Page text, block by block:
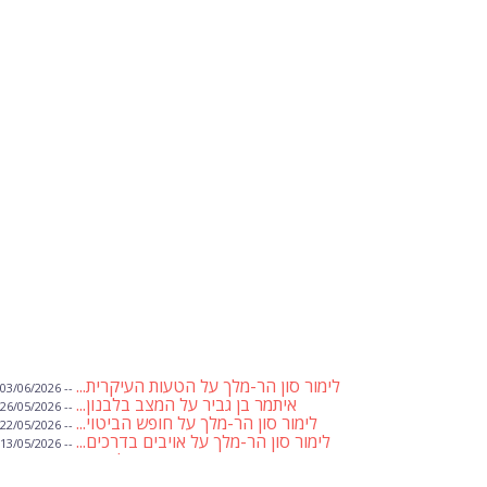
לימור סון הר-מלך על הטעות העיקרית... -- 03/06/2026
איתמר בן גביר על המצב בלבנון... -- 26/05/2026
לימור סון הר-מלך על חופש הביטוי... -- 22/05/2026
לימור סון הר-מלך על אויבים בדרכים... -- 13/05/2026
שבועת אמונים לדעאש